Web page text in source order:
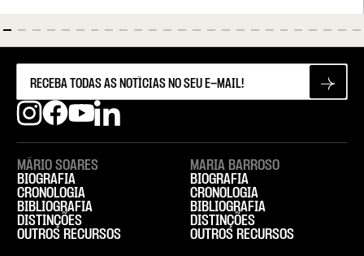
MÁRIO SOARES
BIOGRAFIA
CRONOLOGIA
BIBLIOGRAFIA
DISTINÇÕES
OUTROS RECURSOS
MARIA BARROSO
BIOGRAFIA
CRONOLOGIA
BIBLIOGRAFIA
DISTINÇÕES
OUTROS RECURSOS